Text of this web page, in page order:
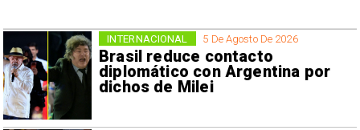
5 De Agosto De 2026
Brasil reduce contacto
diplomático con Argentina por
dichos de Milei
INTERNACIONAL